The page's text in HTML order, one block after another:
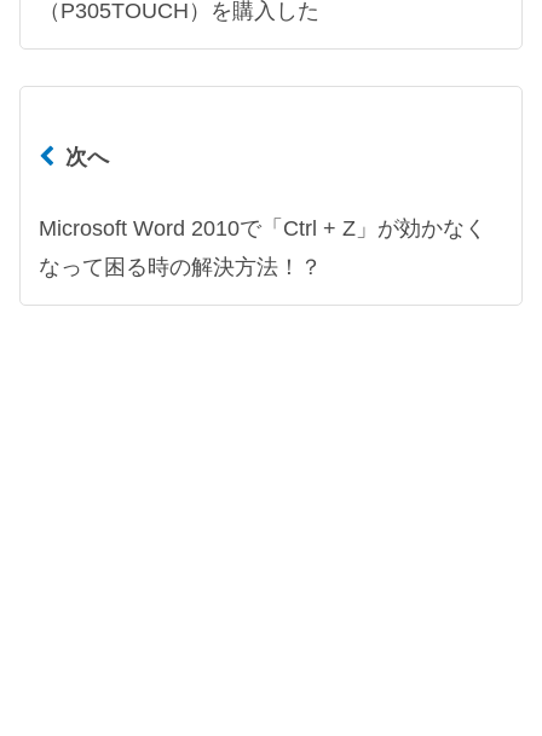
（P305TOUCH）を購入した
次へ
Microsoft Word 2010で「Ctrl + Z」が効かなく
なって困る時の解決方法！？